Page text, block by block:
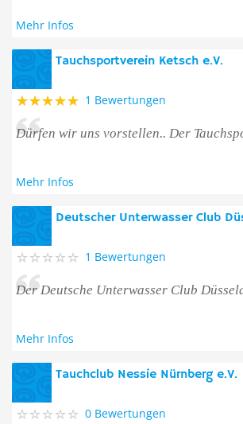
Mehr Infos
Tauchsportverein Ketsch e.V.
1 Bewertungen
Dürfen wir uns vorstellen.. Der
Mehr Infos
Deutscher Unterwasser Club
1 Bewertungen
Der Deutsche Unterwasser Club
Mehr Infos
Tauchclub Nessie Nürnberg e.V.
0 Bewertungen